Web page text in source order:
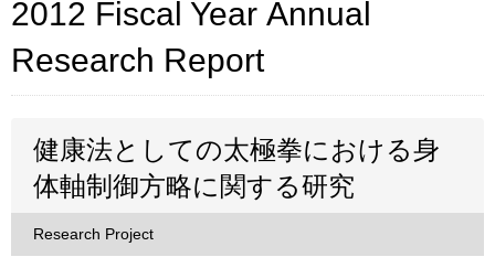
2012 Fiscal Year Annual
Research Report
健康法としての太極拳における身
体軸制御方略に関する研究
Research Project